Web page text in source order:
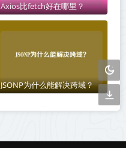
Axios比fetch好在哪里？
JSONP为什么能解决跨域？